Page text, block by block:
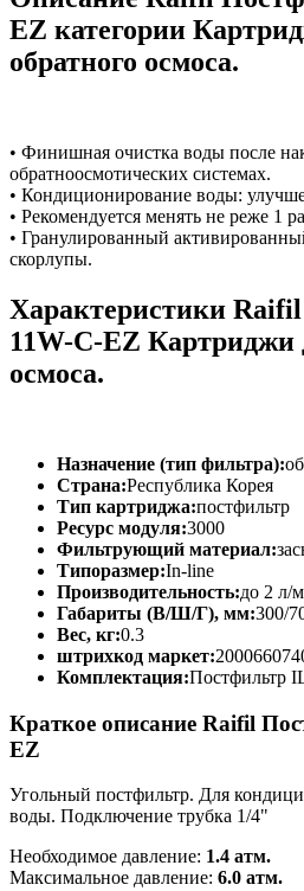
EZ категории
обратного осмоса.
• Финишная очистка воды после
обратноосмотических системах.
• Кондиционирование воды:
• Рекомендуется менять не реже 1
• Гранулированный
скорлупы.
Характеристики
11W-C-EZ Картриджи
осмоса.
Назначение (тип фильтра):
Страна:Республика Корея
Тип картриджа:постфильтр
Ресурс модуля:3000
Фильтрующий материал:
Типоразмер:In-line
Производительность:до 2 л/
Габариты (В/Ш/Г), мм:300/
Вес, кг:0.3
штрихкод маркет:
Комплектация:Постфильтр
Краткое описание Raifil
EZ
Угольный постфильтр. Для
воды. Подключение трубка 1/4"
Необходимое давление: 1.4 атм.
Максимальное давление: 6.0 атм.